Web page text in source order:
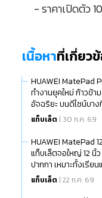
- ราคาเปิดตัว
เนื้อหาที่เกี่ยว
HUAWEI MatePad
ทำงานยุคใหม่ ก้าวข้
อัจฉริยะ บนดีไซน์บา
แท็บเล็ต | 30 ก.ค. 69
HUAWEI MatePad
แท็บเล็ตจอใหญ่ 12
ปากกา เหมาะทั้งเรียน
แท็บเล็ต | 22 ก.ค. 69